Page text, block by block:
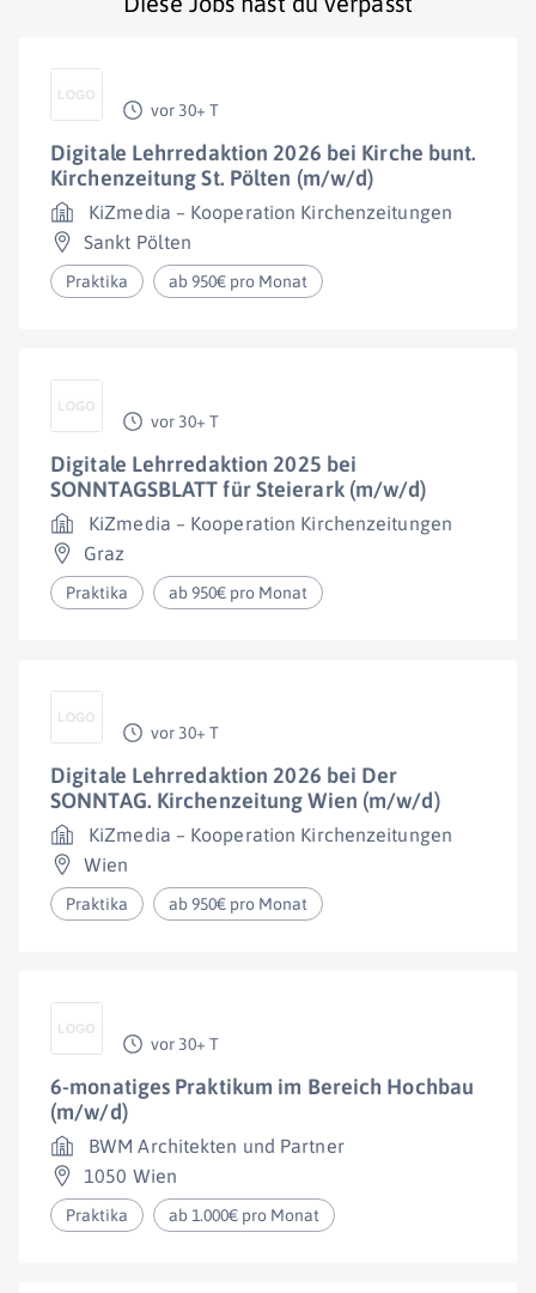
vor 30+ T
Digitale Lehrredaktion 2026 bei Kirche bunt.
Kirchenzeitung St. Pölten (m/w/d)
KiZmedia – Kooperation Kirchenzeitungen
Sankt Pölten
Praktika ab 950€ pro Monat
vor 30+ T
Digitale Lehrredaktion 2025 bei
SONNTAGSBLATT für Steierark (m/w/d)
KiZmedia – Kooperation Kirchenzeitungen
Graz
Praktika ab 950€ pro Monat
vor 30+ T
Digitale Lehrredaktion 2026 bei Der
SONNTAG. Kirchenzeitung Wien (m/w/d)
KiZmedia – Kooperation Kirchenzeitungen
Wien
Praktika ab 950€ pro Monat
vor 30+ T
6-monatiges Praktikum im Bereich Hochbau
(m/w/d)
BWM Architekten und Partner
1050 Wien
Praktika ab 1.000€ pro Monat